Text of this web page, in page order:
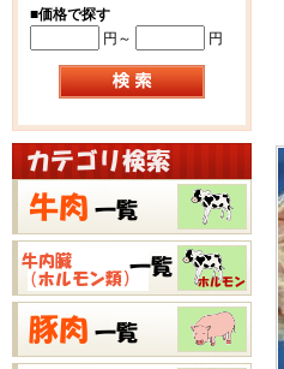
■価格で探す
円～
円